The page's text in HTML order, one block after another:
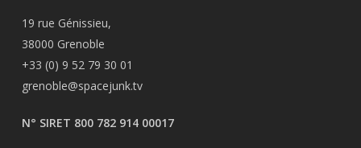
19 rue Génissieu,
38000 Grenoble
+33 (0) 9 52 79 30 01
grenoble@spacejunk.tv
N° SIRET 800 782 914 00017